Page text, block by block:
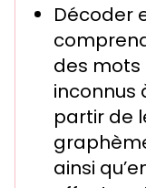
Décoder
des mots
inconnus
partir de
ainsi